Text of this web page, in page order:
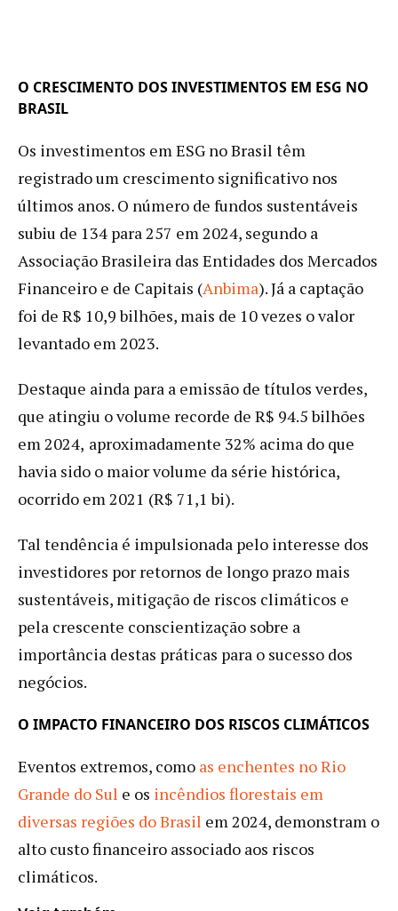
O CRESCIMENTO DOS INVESTIMENTOS EM ESG NO
BRASIL
Os investimentos em ESG no Brasil têm
registrado um crescimento significativo nos
últimos anos. O número de fundos sustentáveis
subiu de 134 para 257 em 2024, segundo a
Associação Brasileira das Entidades dos Mercados
Financeiro e de Capitais (Anbima). Já a captação
foi de R$ 10,9 bilhões, mais de 10 vezes o valor
levantado em 2023.
Destaque ainda para a emissão de títulos verdes,
que atingiu o volume recorde de R$ 94.5 bilhões
em 2024, aproximadamente 32% acima do que
havia sido o maior volume da série histórica,
ocorrido em 2021 (R$ 71,1 bi).
Tal tendência é impulsionada pelo interesse dos
investidores por retornos de longo prazo mais
sustentáveis, mitigação de riscos climáticos e
pela crescente conscientização sobre a
importância destas práticas para o sucesso dos
negócios.
O IMPACTO FINANCEIRO DOS RISCOS CLIMÁTICOS
Eventos extremos, como as enchentes no Rio
Grande do Sul e os incêndios florestais em
diversas regiões do Brasil em 2024, demonstram o
alto custo financeiro associado aos riscos
climáticos.